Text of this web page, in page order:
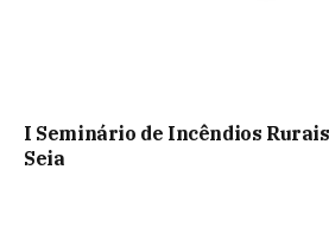
I Seminário de Incêndios
Seia